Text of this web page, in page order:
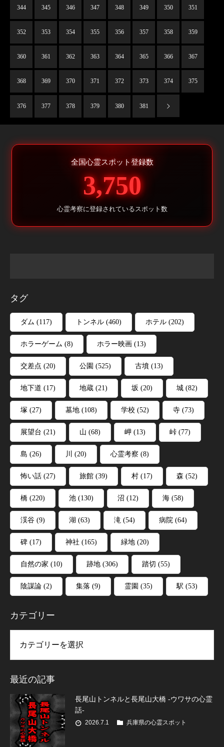
344 345 346 347 348 349 350 351
352 353 354 355 356 357 358 359
360 361 362 363 364 365 366 367
368 369 370 371 372 373 374 375
376 377 378 379 380 381
全国心霊スポット登録数
3,750
心霊考察に登録されているスポット数
タグ
ダム (117) トンネル (460) ホテル (202)
ホラーゲーム (8) ホラー映画 (13)
交差点 (20) 公園 (525) 古墳 (13)
地下道 (17) 地蔵 (21) 坂 (20) 城 (82)
塚 (27) 墓地 (108) 学校 (52) 寺 (73)
展望台 (21) 山 (68) 岬 (13) 峠 (77)
島 (26) 川 (20) 心霊考察 (8)
怖い話 (27) 旅館 (39) 村 (17) 森 (52)
橋 (220) 池 (130) 沼 (12) 海 (58)
渓谷 (9) 湖 (63) 滝 (54) 病院 (64)
碑 (17) 神社 (165) 緑地 (20)
自然の家 (10) 跡地 (306) 踏切 (55)
陰謀論 (2) 集落 (9) 霊園 (35) 駅 (53)
カテゴリー
最近の記事
長尾山トンネルと長尾山大橋 -ウワサの心霊
話-
2026.7.1 兵庫県の心霊スポット